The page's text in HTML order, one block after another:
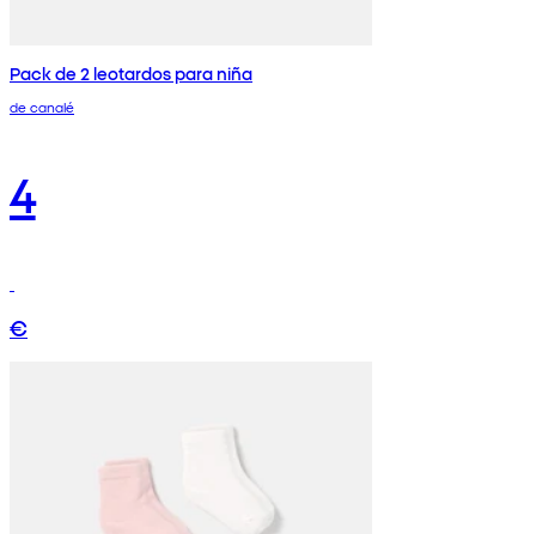
Pack de 2 leotardos para niña
de canalé
4
€